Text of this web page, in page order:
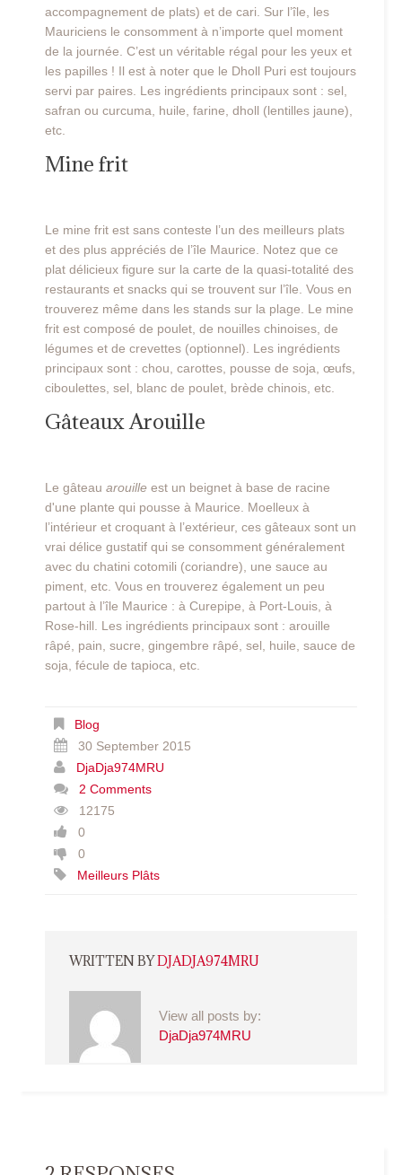
accompagnement de plats) et de cari. Sur l’île, les
Mauriciens le consomment à n’importe quel moment
de la journée. C’est un véritable régal pour les yeux et
les papilles ! Il est à noter que le Dholl Puri est toujours
servi par paires. Les ingrédients principaux sont : sel,
safran ou curcuma, huile, farine, dholl (lentilles jaune),
etc.
Mine frit
Le mine frit est sans conteste l’un des meilleurs plats
et des plus appréciés de l’île Maurice. Notez que ce
plat délicieux figure sur la carte de la quasi-totalité des
restaurants et snacks qui se trouvent sur l’île. Vous en
trouverez même dans les stands sur la plage. Le mine
frit est composé de poulet, de nouilles chinoises, de
légumes et de crevettes (optionnel). Les ingrédients
principaux sont : chou, carottes, pousse de soja, œufs,
ciboulettes, sel, blanc de poulet, brède chinois, etc.
Gâteaux Arouille
Le gâteau arouille est un beignet à base de racine
d'une plante qui pousse à Maurice. Moelleux à
l’intérieur et croquant à l’extérieur, ces gâteaux sont un
vrai délice gustatif qui se consomment généralement
avec du chatini cotomili (coriandre), une sauce au
piment, etc. Vous en trouverez également un peu
partout à l’île Maurice : à Curepipe, à Port-Louis, à
Rose-hill. Les ingrédients principaux sont : arouille
râpé, pain, sucre, gingembre râpé, sel, huile, sauce de
soja, fécule de tapioca, etc.
Blog
30 September 2015
DjaDja974MRU
2 Comments
12175
0
0
Meilleurs Plâts
WRITTEN BYDJADJA974MRU
View all posts by:
DjaDja974MRU